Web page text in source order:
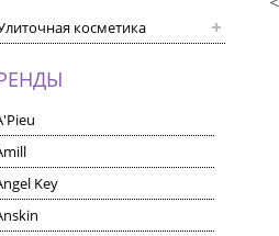
косметика
Key
TOOTHPASTE WITH XYLITOL
AND WATERMELON